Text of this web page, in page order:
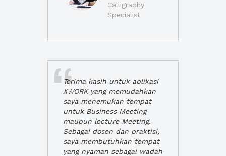
Calligraphy
Specialist
Terima kasih untuk aplikasi
XWORK yang memudahkan
saya menemukan tempat
untuk Business Meeting
maupun lecture Meeting.
Sebagai dosen dan praktisi,
saya membutuhkan tempat
yang nyaman sebagai wadah